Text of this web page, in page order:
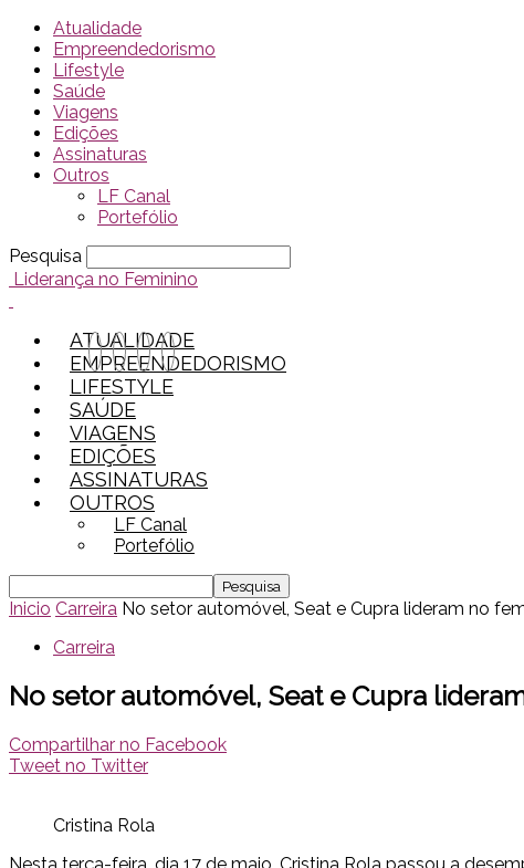
Atualidade
Empreendedorismo
Lifestyle
Saúde
Viagens
Edições
Assinaturas
Outros
LF Canal
Portefólio
Pesquisa
Liderança no Feminino
ATUALIDADE
EMPREENDEDORISMO
LIFESTYLE
SAÚDE
VIAGENS
EDIÇÕES
ASSINATURAS
OUTROS
LF Canal
Portefólio
Inicio Carreira No setor automóvel, Seat e Cupra lideram no
Carreira
No setor automóvel, Seat e Cupra
Compartilhar no Facebook
Tweet no Twitter
Cristina Rola